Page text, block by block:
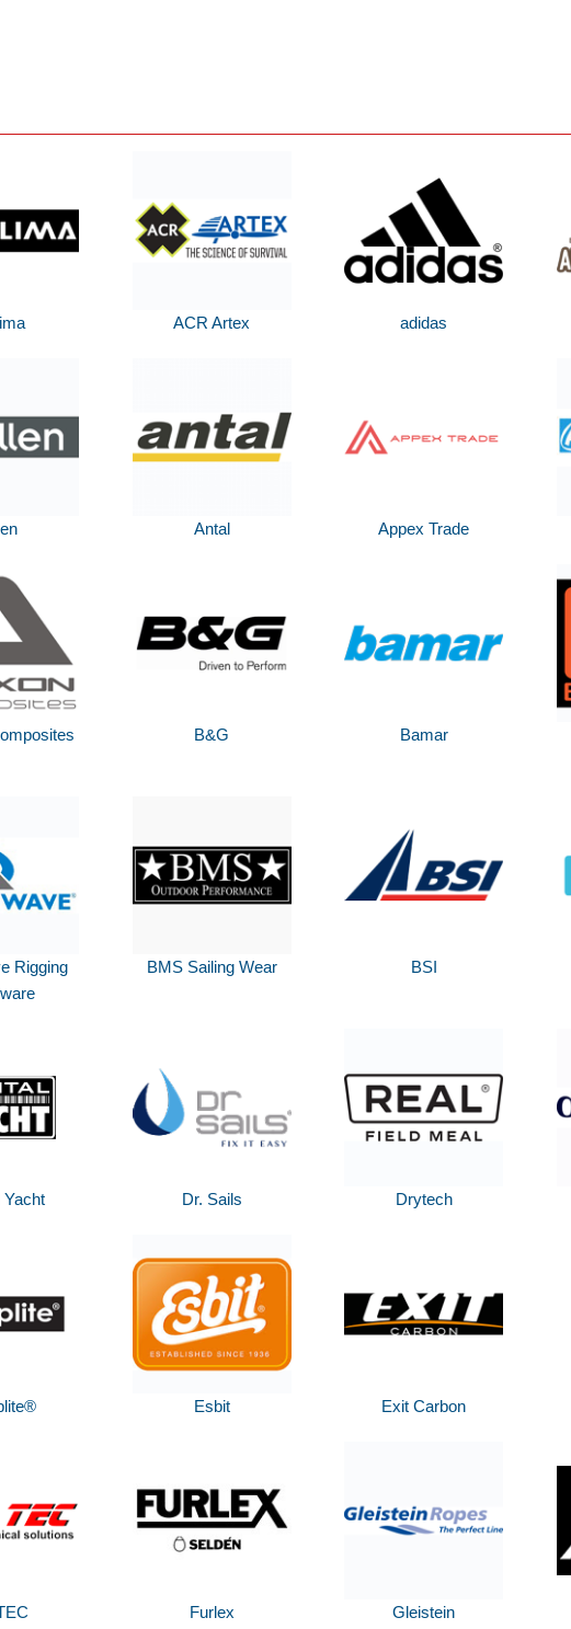
ACR Artex adidas
Antal Appex Trade
B&G Bamar
Rigging
BMS Sailing Wear BSI
Yacht Dr. Sails Drytech
Esbit Exit Carbon
Furlex Gleistein